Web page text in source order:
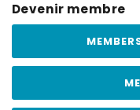
Devenir membre